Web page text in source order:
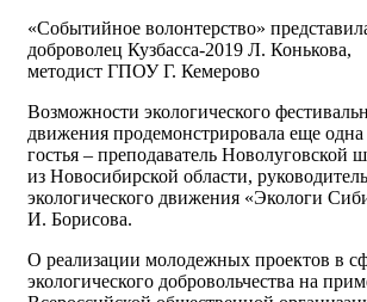
«Событийное волонтерство»
доброволец Кузбасса-2019 Л. Конькова,
методист ГПОУ Г. Кемерово
Возможности экологического
движения продемонстрировала еще одна
гостья – преподаватель Новолуговской
из Новосибирской области, руководитель
экологического движения «Экологи
И. Борисова.
О реализации молодежных проектов в
экологического добровольчества на